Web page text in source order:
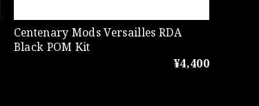
Centenary Mods Versailles RDA
Black POM Kit
¥4,400